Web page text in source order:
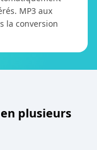
MP3 aux
la conversion
plusieurs